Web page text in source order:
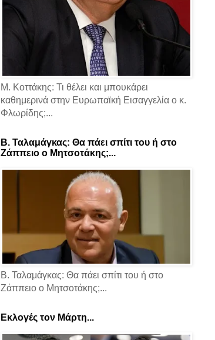
Μ. Κοττάκης: Τι θέλει και μπουκάρει
καθημερινά στην Ευρωπαϊκή Εισαγγελία ο κ.
Φλωρίδης;...
Β. Ταλαμάγκας: Θα πάει σπίτι του ή στο
Ζάππειο ο Μητσοτάκης;...
Β. Ταλαμάγκας: Θα πάει σπίτι του ή στο
Ζάππειο ο Μητσοτάκης;...
Εκλογές τον Μάρτη...